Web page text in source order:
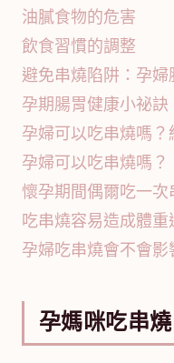
油膩食物的危害
飲食習慣的調整
避免串燒陷阱：孕婦
孕期腸胃健康小祕訣
孕婦可以吃串燒嗎？
孕婦可以吃串燒嗎？
懷孕期間偶爾吃一次
吃串燒容易造成體重
孕婦吃串燒會不會影
孕媽咪吃串